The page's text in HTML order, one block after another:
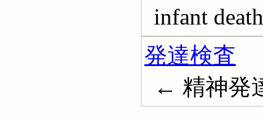
infant
発達検査
← 精神発